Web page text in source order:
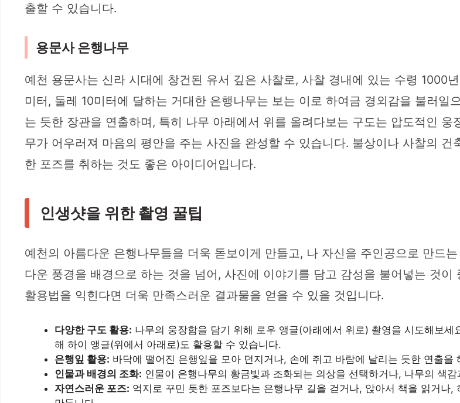
출할 수 있습니다.
용문사 은행나무
예천 용문사는 신라 시대에 창건된 유서 깊은 사찰로, 사찰 경내에 있는 수령 1000
미터, 둘레 10미터에 달하는 거대한 은행나무는 보는 이로 하여금 경외감을 불러일
는 듯한 장관을 연출하며, 특히 나무 아래에서 위를 올려다보는 구도는 압도적인
무가 어우러져 마음의 평안을 주는 사진을 완성할 수 있습니다. 불상이나 사찰의
한 포즈를 취하는 것도 좋은 아이디어입니다.
인생샷을 위한 촬영 꿀팁
예천의 아름다운 은행나무들을 더욱 돋보이게 만들고, 나 자신을 주인공으로 만드
다운 풍경을 배경으로 하는 것을 넘어, 사진에 이야기를 담고 감성을 불어넣는 것
활용법을 익힌다면 더욱 만족스러운 결과물을 얻을 수 있을 것입니다.
다양한 구도 활용: 나무의 웅장함을 담기 위해 로우 앵글(아래에서 위로) 촬영을 시도해보
해 하이 앵글(위에서 아래로)도 활용할 수 있습니다.
은행잎 활용: 바닥에 떨어진 은행잎을 모아 던지거나, 손에 쥐고 바람에 날리는 듯한 연출
인물과 배경의 조화: 인물이 은행나무의 황금빛과 조화되는 의상을 선택하거나, 나무의 색
자연스러운 포즈: 억지로 꾸민 듯한 포즈보다는 은행나무 길을 걷거나, 앉아서 책을 읽거